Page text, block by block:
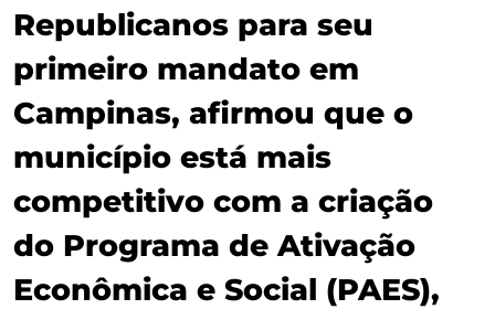
Republicanos para seu
primeiro mandato em
Campinas, afirmou que o
município está mais
competitivo com a criação
do Programa de Ativação
Econômica e Social (PAES),